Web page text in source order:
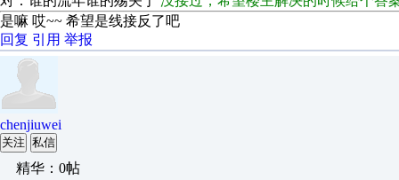
是嘛 哎~~ 希望是线接反了吧
回复 引用 举报
chenjiuwei
关注 私信
精华：0帖